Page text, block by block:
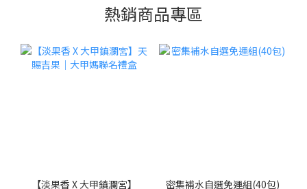
熱銷商品專區
【淡果香 X 大甲鎮瀾宮】
密集補水自選免運組(40包)